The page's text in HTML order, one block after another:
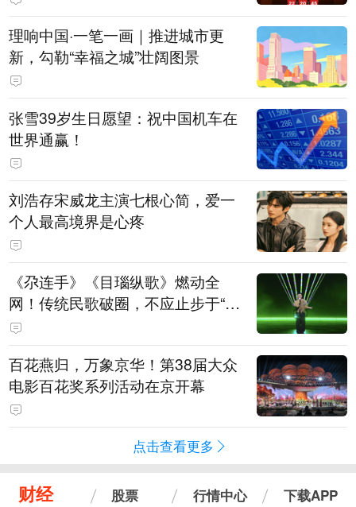
理响中国·一笔一画｜推进城市更
新，勾勒“幸福之城”壮阔图景
张雪39岁生日愿望：祝中国机车在
世界通赢！
刘浩存宋威龙主演七根心简，爱一
个人最高境界是心疼
《尕连手》《目瑙纵歌》燃动全
网！传统民歌破圈，不应止步于“上
头”
百花燕归，万象京华！第38届大众
电影百花奖系列活动在京开幕
点击查看更多
财经 股票 行情中心 下载APP